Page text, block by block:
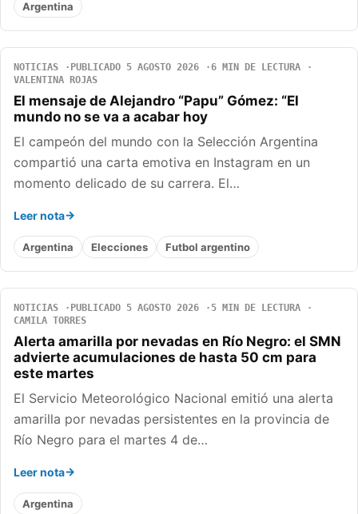
Argentina
NOTICIAS PUBLICADO 5 AGOSTO 2026
6 MIN DE LECTURA
VALENTINA ROJAS
El mensaje de Alejandro “Papu” Gómez: “El
mundo no se va a acabar hoy
El campeón del mundo con la Selección Argentina
compartió una carta emotiva en Instagram en un
momento delicado de su carrera. El…
Leer nota
Argentina Elecciones Futbol argentino
NOTICIAS PUBLICADO 5 AGOSTO 2026
5 MIN DE LECTURA
CAMILA TORRES
Alerta amarilla por nevadas en Río Negro: el SMN
advierte acumulaciones de hasta 50 cm para
este martes
El Servicio Meteorológico Nacional emitió una alerta
amarilla por nevadas persistentes en la provincia de
Río Negro para el martes 4 de…
Leer nota
Argentina